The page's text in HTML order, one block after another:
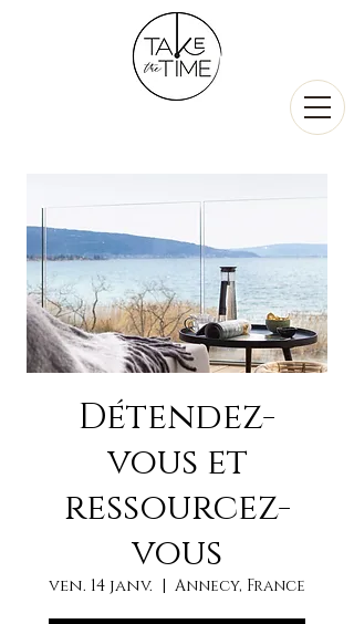
Détendez-
vous et
ressourcez-
vous
ven. 14 janv.
  |
Annecy, France